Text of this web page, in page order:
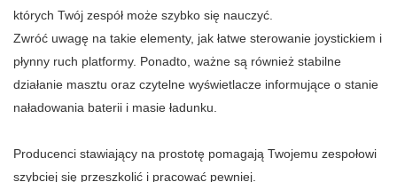
których Twój zespół może szybko się nauczyć.
Zwróć uwagę na takie elementy, jak łatwe sterowanie joystickiem i
płynny ruch platformy. Ponadto, ważne są również stabilne
działanie masztu oraz czytelne wyświetlacze informujące o stanie
naładowania baterii i masie ładunku.
Producenci stawiający na prostotę pomagają Twojemu zespołowi
szybciej się przeszkolić i pracować pewniej.